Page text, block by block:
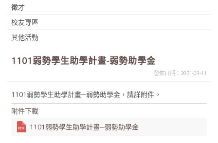
徵才
校友專區
其他活動
1101弱勢學生助學計畫-弱勢助學金
發佈日期：2021-09-11
1101弱勢學生助學計畫─弱勢助學金，請詳附件。
附件下載
1101弱勢學生助學計畫─弱勢助學金